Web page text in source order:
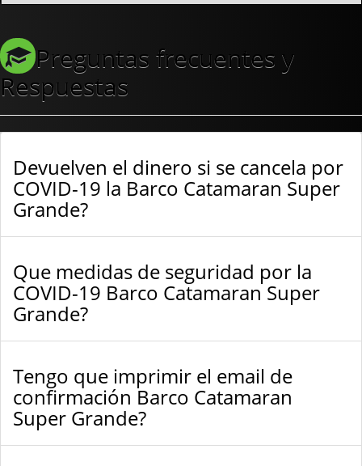
Preguntas frecuentes y
Respuestas
Devuelven el dinero si se cancela por
COVID-19 la Barco Catamaran Super
Grande?
Que medidas de seguridad por la
COVID-19 Barco Catamaran Super
Grande?
Tengo que imprimir el email de
confirmación Barco Catamaran
Super Grande?